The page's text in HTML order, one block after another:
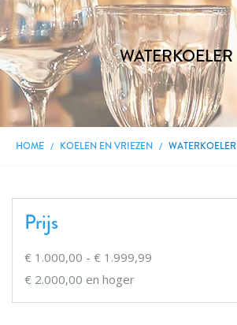
WATERKOELER
HOME KOELEN EN VRIEZEN WATERKOELER
Prijs
€ 1.000,00 - € 1.999,99
€ 2.000,00 en hoger